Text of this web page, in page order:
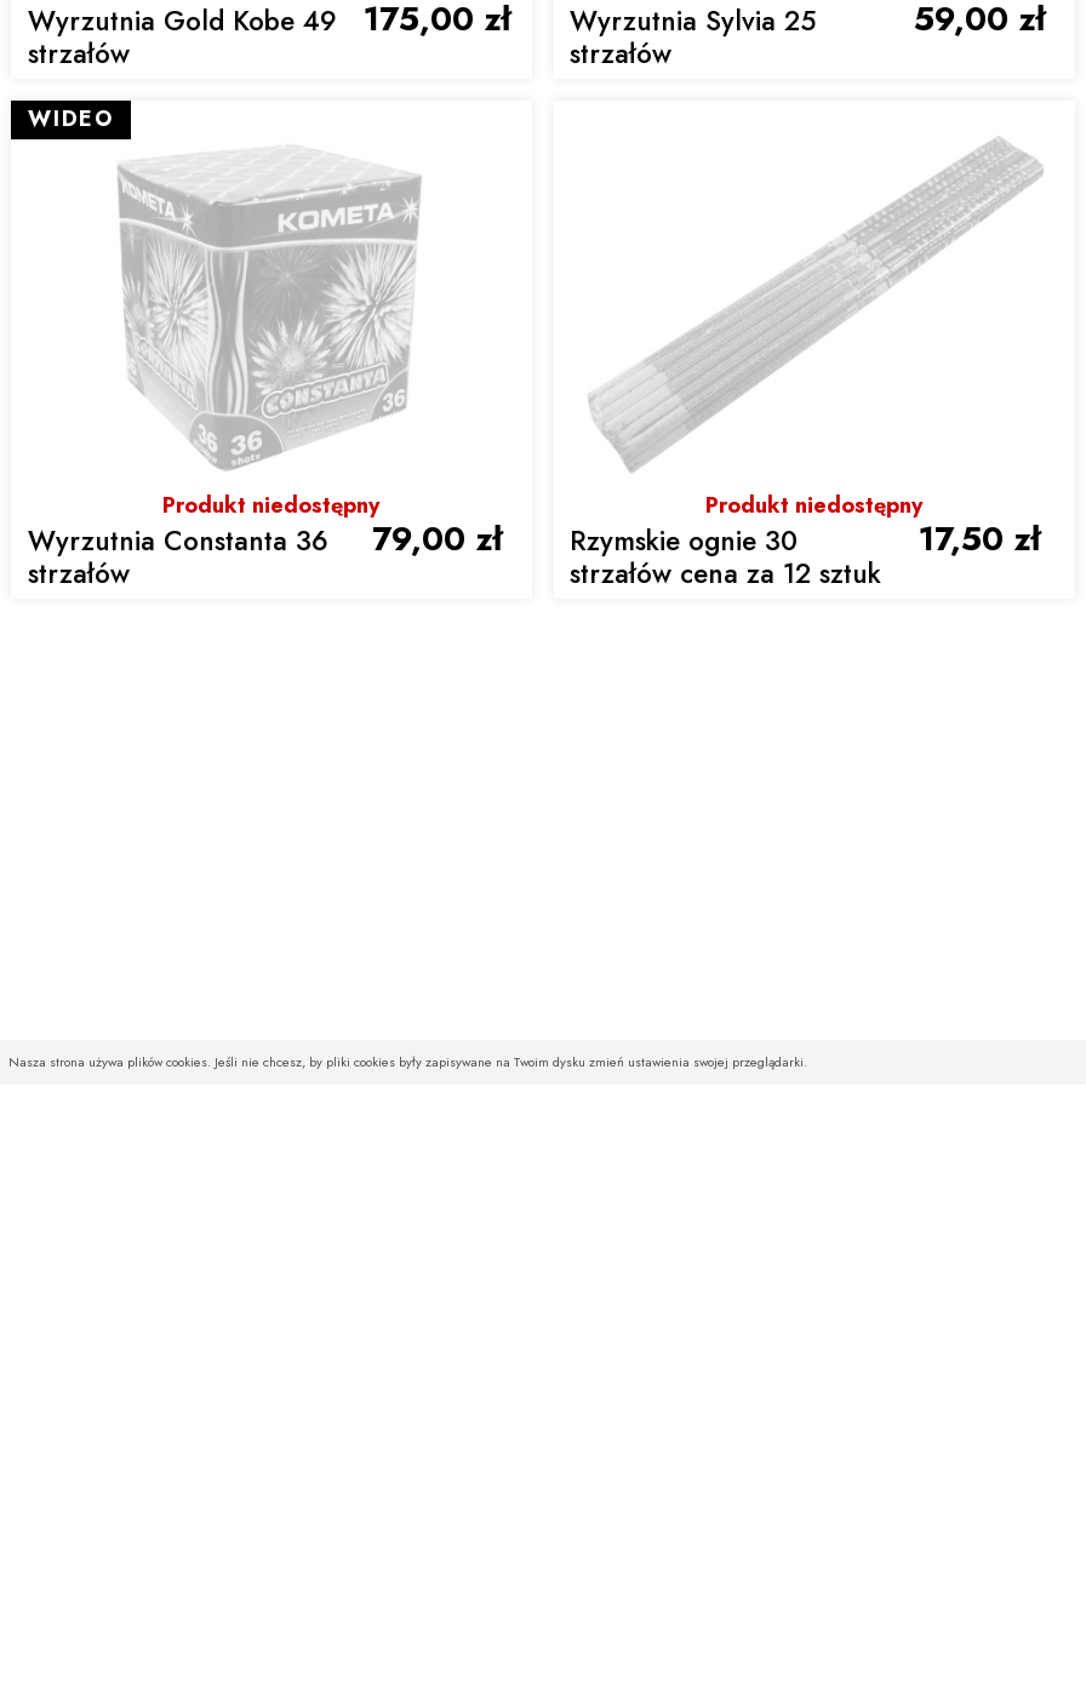
Wyrzutnia Gold Kobe 49
strzałów
175,00 zł
Wyrzutnia Sylvia 25
strzałów
59,00 zł
Produkt niedostępny
Wyrzutnia Constanta 36
strzałów
79,00 zł
WIDEO
Produkt niedostępny
Rzymskie ognie 30
strzałów cena za 12 sztuk
17,50 zł
Nasza strona używa plików cookies. Jeśli nie chcesz, by pliki cookies były zapisywane na Twoim dysku zmień ustawienia swojej przeglądarki.